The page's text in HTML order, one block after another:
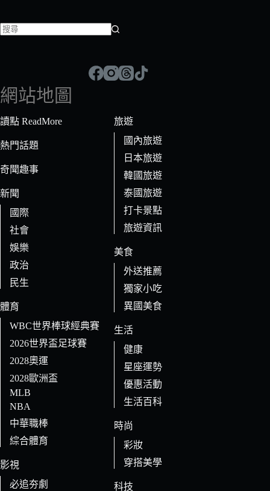
符
合
條
的
果
網站地圖
讀點 ReadMore
熱門話題
奇聞趣事
新聞
國際
社會
娛樂
政治
民生
體育
WBC世界棒球經典賽
2026世界盃足球賽
2028奧運
2028歐洲盃
MLB
NBA
中華職棒
綜合體育
影視
必追夯劇
旅遊
國內旅遊
日本旅遊
韓國旅遊
泰國旅遊
打卡景點
旅遊資訊
美食
外送推薦
獨家小吃
異國美食
生活
健康
星座運勢
優惠活動
生活百科
時尚
彩妝
穿搭美學
科技